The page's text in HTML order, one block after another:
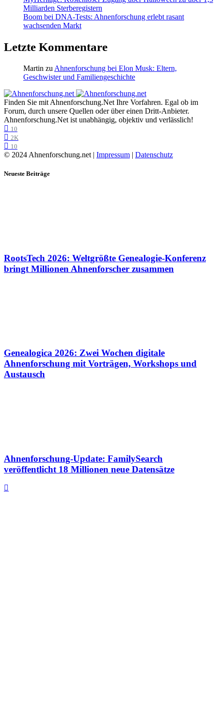
Milliarden Sterberegistern
Boom bei DNA-Tests: Ahnenforschung erlebt rasant
wachsenden Markt
Letzte Kommentare
Martin zu Ahnenforschung bei Elon Musk: Eltern,
Geschwister und Familiengeschichte
Finden Sie mit Ahnenforschung.Net Ihre Vorfahren. Egal ob im
Forum, durch unsere Quellen oder über einen Dritt-Anbieter.
Ahnenforschung.Net ist unabhängig, objektiv und verlässlich!
10
2K
10
© 2024 Ahnenforschung.net | Impressum | Datenschutz
Neueste Beiträge
RootsTech 2026: Weltgrößte Genealogie-Konferenz
bringt Millionen Ahnenforscher zusammen
Genealogica 2026: Zwei Wochen digitale
Ahnenforschung mit Vorträgen, Workshops und
Austausch
Ahnenforschung-Update: FamilySearch
veröffentlicht 18 Millionen neue Datensätze